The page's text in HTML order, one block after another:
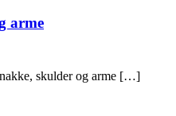
arme
skulder og arme […]